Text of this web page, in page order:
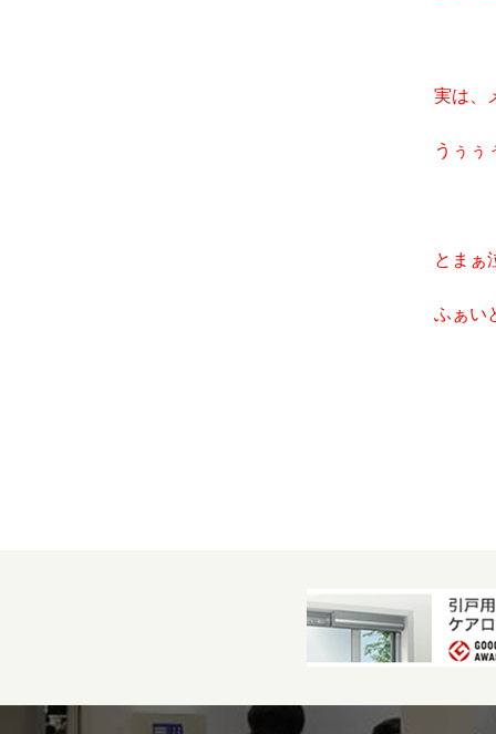
実は、
うぅぅ
とまぁ
ふぁい